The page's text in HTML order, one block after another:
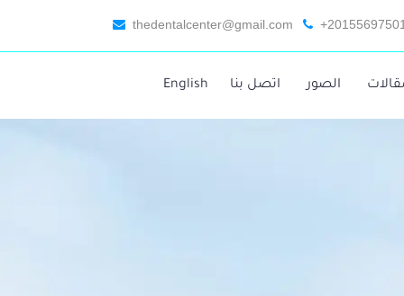
thedentalcenter@gmail.com
الصور اتصل بنا English